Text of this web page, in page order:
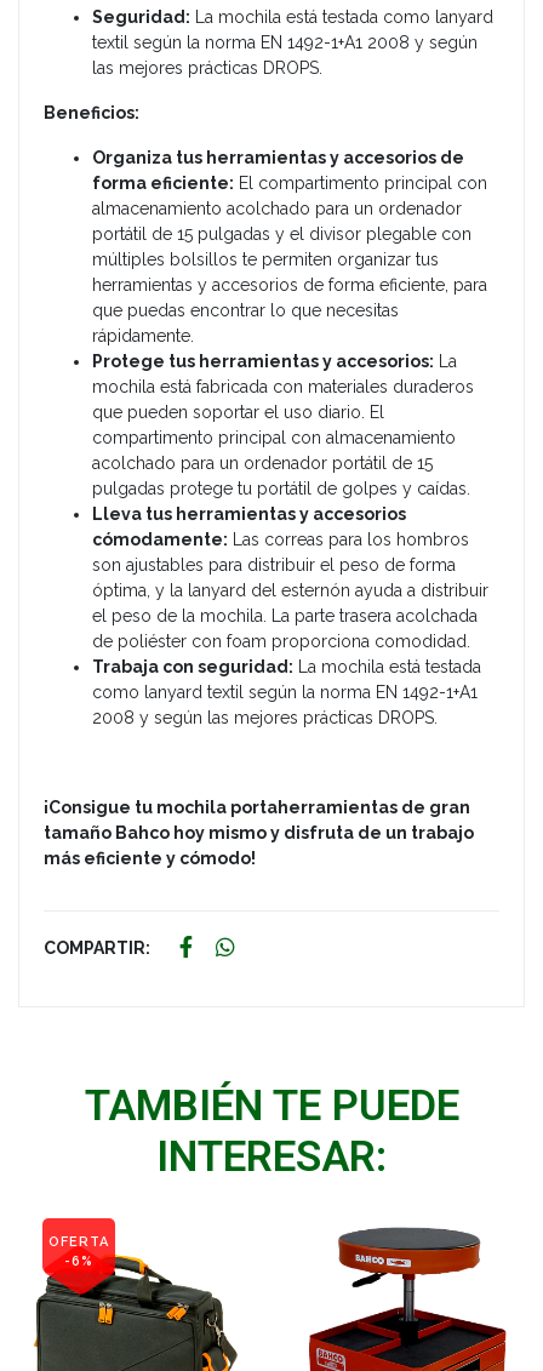
Seguridad: La mochila está testada como lanyard
textil según la norma EN 1492-1+A1 2008 y según
las mejores prácticas DROPS.
Beneficios:
Organiza tus herramientas y accesorios de
forma eficiente: El compartimento principal con
almacenamiento acolchado para un ordenador
portátil de 15 pulgadas y el divisor plegable con
múltiples bolsillos te permiten organizar tus
herramientas y accesorios de forma eficiente, para
que puedas encontrar lo que necesitas
rápidamente.
Protege tus herramientas y accesorios: La
mochila está fabricada con materiales duraderos
que pueden soportar el uso diario. El
compartimento principal con almacenamiento
acolchado para un ordenador portátil de 15
pulgadas protege tu portátil de golpes y caídas.
Lleva tus herramientas y accesorios
cómodamente: Las correas para los hombros
son ajustables para distribuir el peso de forma
óptima, y la lanyard del esternón ayuda a distribuir
el peso de la mochila. La parte trasera acolchada
de poliéster con foam proporciona comodidad.
Trabaja con seguridad: La mochila está testada
como lanyard textil según la norma EN 1492-1+A1
2008 y según las mejores prácticas DROPS.
¡Consigue tu mochila portaherramientas de gran
tamaño Bahco hoy mismo y disfruta de un trabajo
más eficiente y cómodo!
COMPARTIR:
TAMBIÉN TE PUEDE
INTERESAR:
OFERTA
-6%